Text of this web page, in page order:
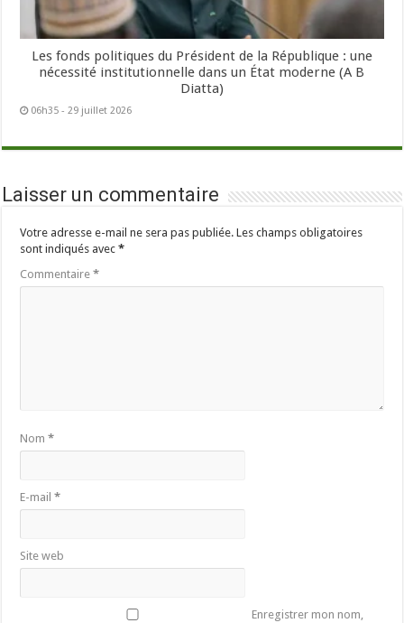
Les fonds politiques du Président de la République : une
nécessité institutionnelle dans un État moderne (A B
Diatta)
06h35 - 29 juillet 2026
Laisser un commentaire
Votre adresse e-mail ne sera pas publiée. Les champs obligatoires
sont indiqués avec*
Commentaire*
Nom*
E-mail*
Site web
Enregistrer mon nom,